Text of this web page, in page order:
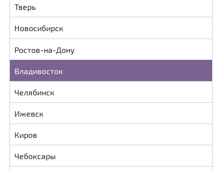
Тверь
Новосибирск
Ростов-на-Дону
Владивосток
Челябинск
Ижевск
Киров
Чебоксары